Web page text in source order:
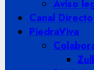
Aviso
Canal Directo
PiedraViva